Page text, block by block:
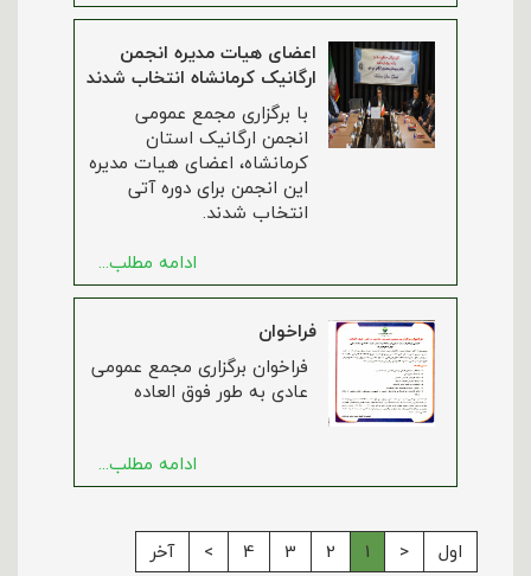
اعضای هیات مدیره انجمن
ارگانیک کرمانشاه انتخاب شدند
با برگزاری مجمع عمومی
انجمن ارگانیک استان
کرمانشاه، اعضای هیات مدیره
این انجمن برای دوره آتی
انتخاب شدند.
ادامه مطلب...
فراخوان
فراخوان برگزاری مجمع عمومی
عادی به طور فوق العاده
ادامه مطلب...
اول <
1
2
3
4
> آخر